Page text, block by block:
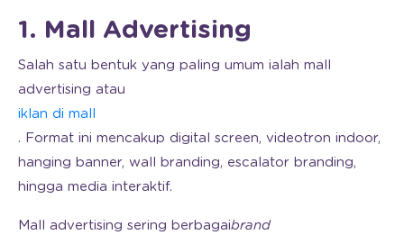
1. Mall Advertising
Salah satu bentuk yang paling umum ialah mall
advertising atau
iklan di mall
. Format ini mencakup digital screen, videotron indoor,
hanging banner, wall branding, escalator branding,
hingga media interaktif.
Mall advertising sering berbagaibrand